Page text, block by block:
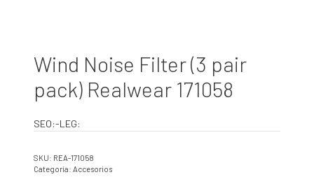
Wind Noise Filter (3 pair
pack) Realwear 171058
SEO:-LEG:
SKU: REA-171058
Categoría: Accesorios